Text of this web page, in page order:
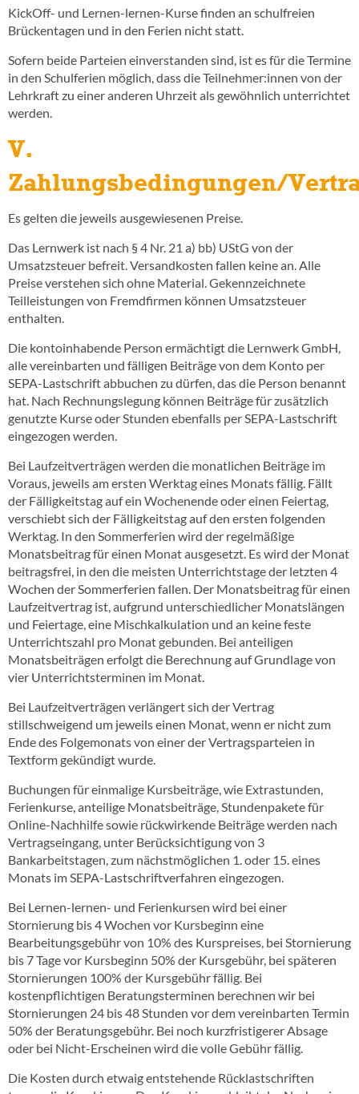
KickOff- und Lernen-lernen-Kurse finden an schulfreien
Brückentagen und in den Ferien nicht statt.
Sofern beide Parteien einverstanden sind, ist es für die Termine
in den Schulferien möglich, dass die Teilnehmer:innen von der
Lehrkraft zu einer anderen Uhrzeit als gewöhnlich unterrichtet
werden.
V.
Zahlungsbedingungen/
Es gelten die jeweils ausgewiesenen Preise.
Das Lernwerk ist nach § 4 Nr. 21 a) bb) UStG von der
Umsatzsteuer befreit. Versandkosten fallen keine an. Alle
Preise verstehen sich ohne Material. Gekennzeichnete
Teilleistungen von Fremdfirmen können Umsatzsteuer
enthalten.
Die kontoinhabende Person ermächtigt die Lernwerk GmbH,
alle vereinbarten und fälligen Beiträge von dem Konto per
SEPA-Lastschrift abbuchen zu dürfen, das die Person benannt
hat. Nach Rechnungslegung können Beiträge für zusätzlich
genutzte Kurse oder Stunden ebenfalls per SEPA-Lastschrift
eingezogen werden.
Bei Laufzeitverträgen werden die monatlichen Beiträge im
Voraus, jeweils am ersten Werktag eines Monats fällig. Fällt
der Fälligkeitstag auf ein Wochenende oder einen Feiertag,
verschiebt sich der Fälligkeitstag auf den ersten folgenden
Werktag. In den Sommerferien wird der regelmäßige
Monatsbeitrag für einen Monat ausgesetzt. Es wird der Monat
beitragsfrei, in den die meisten Unterrichtstage der letzten 4
Wochen der Sommerferien fallen. Der Monatsbeitrag für einen
Laufzeitvertrag ist, aufgrund unterschiedlicher Monatslängen
und Feiertage, eine Mischkalkulation und an keine feste
Unterrichtszahl pro Monat gebunden. Bei anteiligen
Monatsbeiträgen erfolgt die Berechnung auf Grundlage von
vier Unterrichtsterminen im Monat.
Bei Laufzeitverträgen verlängert sich der Vertrag
stillschweigend um jeweils einen Monat, wenn er nicht zum
Ende des Folgemonats von einer der Vertragsparteien in
Textform gekündigt wurde.
Buchungen für einmalige Kursbeiträge, wie Extrastunden,
Ferienkurse, anteilige Monatsbeiträge, Stundenpakete für
Online-Nachhilfe sowie rückwirkende Beiträge werden nach
Vertragseingang, unter Berücksichtigung von 3
Bankarbeitstagen, zum nächstmöglichen 1. oder 15. eines
Monats im SEPA-Lastschriftverfahren eingezogen.
Bei Lernen-lernen- und Ferienkursen wird bei einer
Stornierung bis 4 Wochen vor Kursbeginn eine
Bearbeitungsgebühr von 10% des Kurspreises, bei Stornierung
bis 7 Tage vor Kursbeginn 50% der Kursgebühr, bei späteren
Stornierungen 100% der Kursgebühr fällig. Bei
kostenpflichtigen Beratungsterminen berechnen wir bei
Stornierungen 24 bis 48 Stunden vor dem vereinbarten Termin
50% der Beratungsgebühr. Bei noch kurzfristigerer Absage
oder bei Nicht-Erscheinen wird die volle Gebühr fällig.
Die Kosten durch etwaig entstehende Rücklastschriften